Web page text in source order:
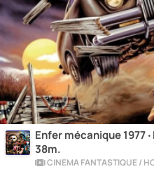
Enfer mécanique 1977
38m.
CINÉMA FANTASTIQUE /